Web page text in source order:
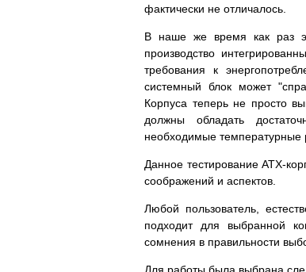
фактически не отличалось.
В наше же время как раз
производство
требования к
системный блок может
Корпуса теперь не просто
должны обладать
необходимые температурные
Данное тестирование ATX-
соображений и аспектов.
Любой пользователь,
подходит для выбранной
сомнения в правильности